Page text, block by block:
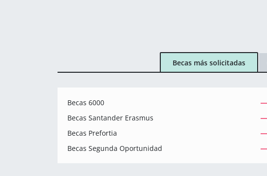
Becas más solicitadas
Becas 6000
Becas Santander Erasmus
Becas Prefortia
Becas Segunda Oportunidad